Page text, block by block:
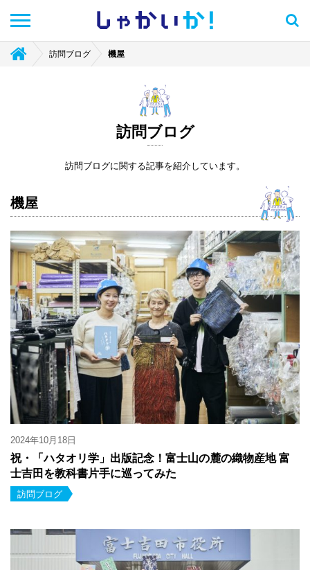
しゃかい か！
訪問ブログ 機屋
訪問ブログ
訪問ブログに関する記事を紹介しています。
機屋
2024年10月18日
祝・「ハタオリ学」出版記念！富士山の麓の織物産地 富
士吉田を教科書片手に巡ってみた
訪問ブログ